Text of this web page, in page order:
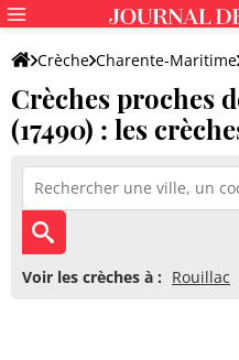
Crèche Charente-Maritime
Crèches proches
(17490) : les
Voir les crèches à : Rouillac